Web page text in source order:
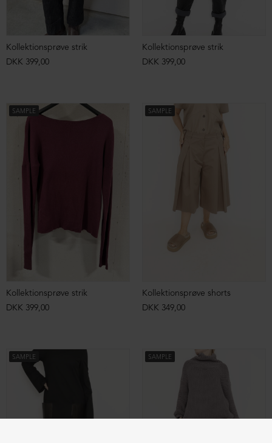
Kollektionsprøve strik
DKK 399,00
Kollektionsprøve strik
DKK 399,00
SAMPLE
Kollektionsprøve strik
DKK 399,00
SAMPLE
Kollektionsprøve shorts
DKK 349,00
SAMPLE SAMPLE